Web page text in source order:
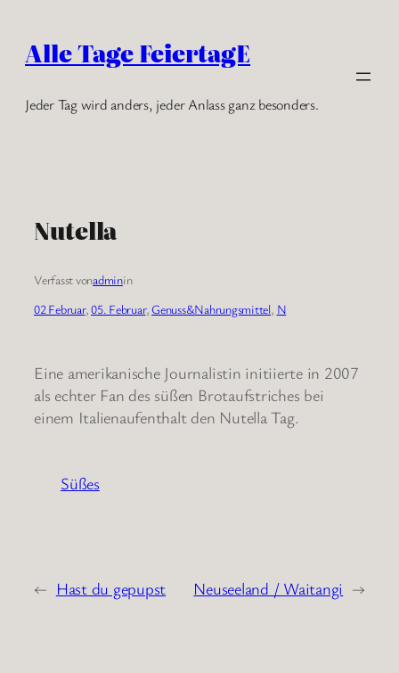
Inhalt
springen
Alle Tage FeiertagE
Jeder Tag wird anders, jeder Anlass ganz besonders.
Nutella
Verfasst vonadminin
02 Februar, 05. Februar, Genuss&Nahrungsmittel, N
Eine amerikanische Journalistin initiierte in 2007
als echter Fan des süßen Brotaufstriches bei
einem Italienaufenthalt den Nutella Tag.
Süßes
← Hast du gepupst Neuseeland / Waitangi →